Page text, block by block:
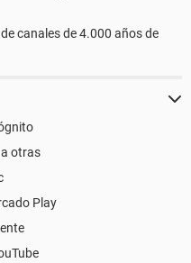
canales de 4.000 años de
otras
Play